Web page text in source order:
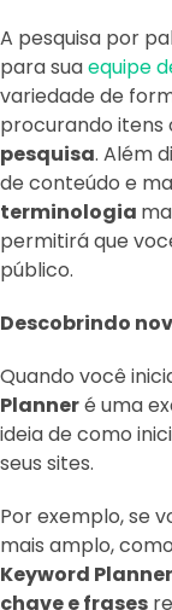
A pesquisa por
para suaequipe
variedade de
procurando itens
pesquisa. Além
de conteúdo e
terminologia
permitirá que
público.
Descobrindo
Quando você
Planneré uma
ideia de como
seus sites.
Por exemplo, se
mais amplo,
Keyword Planner
chave e frases